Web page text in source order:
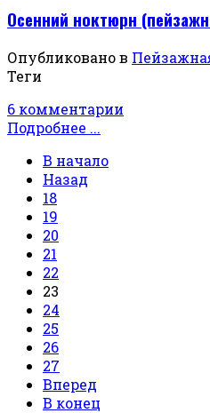
Осенний ноктюрн
Опубликовано в
Теги
6 комментарии
Подробнее ...
В начало
Назад
18
19
20
21
22
23
24
25
26
27
Вперед
В конец